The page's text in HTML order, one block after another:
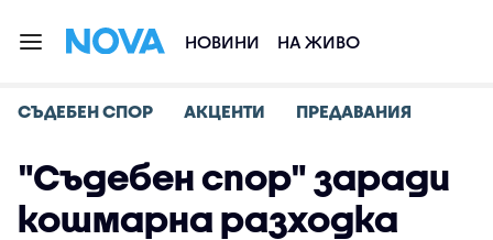
НОВИНИ НА ЖИВО
СЪДЕБЕН СПОР АКЦЕНТИ ПРЕДАВАНИЯ
"Съдебен спор" заради
кошмарна разходка